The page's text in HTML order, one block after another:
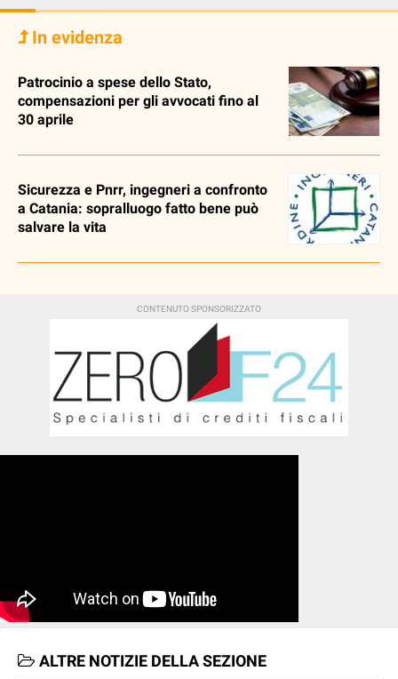
In evidenza
Patrocinio a spese dello Stato,
compensazioni per gli avvocati fino al
30 aprile
Sicurezza e Pnrr, ingegneri a confronto
a Catania: sopralluogo fatto bene può
salvare la vita
ALTRE NOTIZIE DELLA SEZIONE